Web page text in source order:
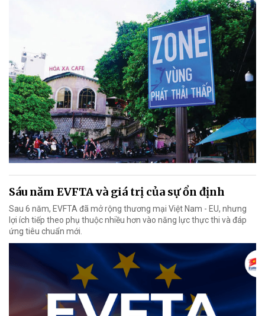
Sáu năm EVFTA và giá trị của sự ổn định
Sau 6 năm, EVFTA đã mở rộng thương mại Việt Nam - EU, nhưng
lợi ích tiếp theo phụ thuộc nhiều hơn vào năng lực thực thi và đáp
ứng tiêu chuẩn mới.